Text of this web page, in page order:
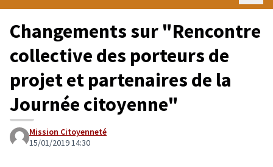
Changements sur "Rencontre
collective des porteurs de
projet et partenaires de la
Journée citoyenne"
Mission Citoyenneté
15/01/2019 14:30